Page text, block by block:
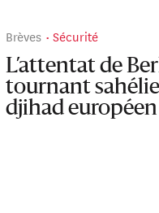
Brèves Sécurité
L’attentat de
tournant
djihad européen